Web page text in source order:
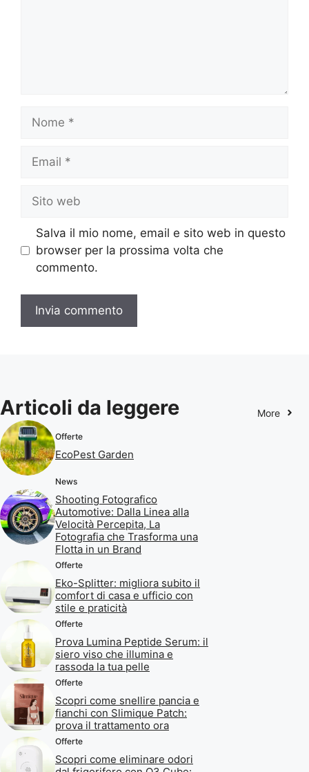
Nome
Email
Sito
web
Salva il mio nome, email e sito web in questo
browser per la prossima volta che
commento.
Articoli da leggere More
Offerte
EcoPest Garden
News
Shooting Fotografico
Automotive: Dalla Linea alla
Velocità Percepita, La
Fotografia che Trasforma una
Flotta in un Brand
Offerte
Eko-Splitter: migliora subito il
comfort di casa e ufficio con
stile e praticità
Offerte
Prova Lumina Peptide Serum: il
siero viso che illumina e
rassoda la tua pelle
Offerte
Scopri come snellire pancia e
fianchi con Slimique Patch:
prova il trattamento ora
Offerte
Scopri come eliminare odori